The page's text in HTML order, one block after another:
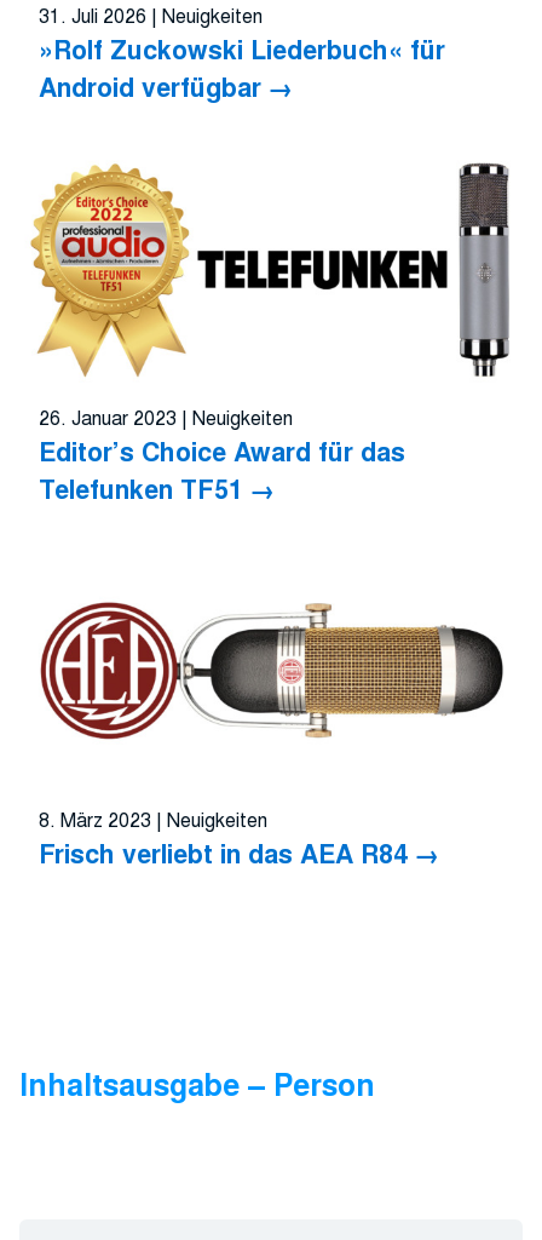
31. Juli 2026 | Neuigkeiten
»Rolf Zuckowski Liederbuch« für
Android verfügbar
26. Januar 2023 | Neuigkeiten
Editor’s Choice Award für das
Telefunken TF51
8. März 2023 | Neuigkeiten
Frisch verliebt in das AEA R84
Inhaltsausgabe – Person